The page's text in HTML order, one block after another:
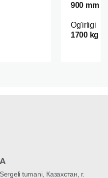
900 mm
Og'irligi
1700 kg
tumani, Казахстан, г.